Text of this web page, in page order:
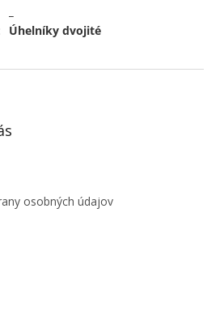
Úhelníky dvojité
osobných údajov